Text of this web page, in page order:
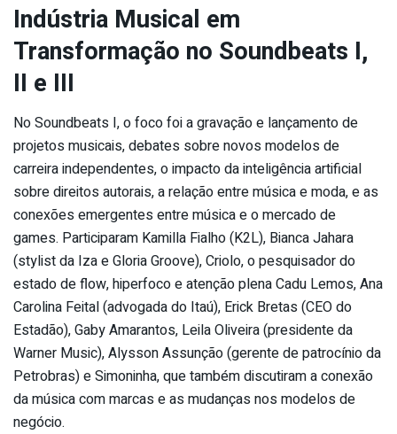
Indústria Musical em
Transformação no Soundbeats I,
II e III
No Soundbeats I, o foco foi a gravação e lançamento de
projetos musicais, debates sobre novos modelos de
carreira independentes, o impacto da inteligência artificial
sobre direitos autorais, a relação entre música e moda, e as
conexões emergentes entre música e o mercado de
games. Participaram Kamilla Fialho (K2L), Bianca Jahara
(stylist da Iza e Gloria Groove), Criolo, o pesquisador do
estado de flow, hiperfoco e atenção plena Cadu Lemos, Ana
Carolina Feital (advogada do Itaú), Erick Bretas (CEO do
Estadão), Gaby Amarantos, Leila Oliveira (presidente da
Warner Music), Alysson Assunção (gerente de patrocínio da
Petrobras) e Simoninha, que também discutiram a conexão
da música com marcas e as mudanças nos modelos de
negócio.